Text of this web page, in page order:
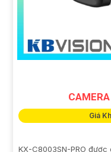
Giá
KX-C8003SN-PRO